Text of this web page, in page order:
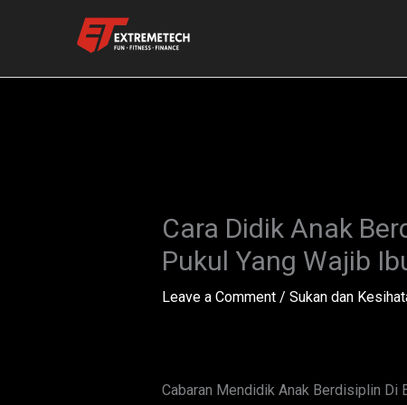
Cara Didik Anak
Pukul Yang Wajib
Leave a Comment / Sukan dan
Cabaran Mendidik Anak Berdisiplin Di